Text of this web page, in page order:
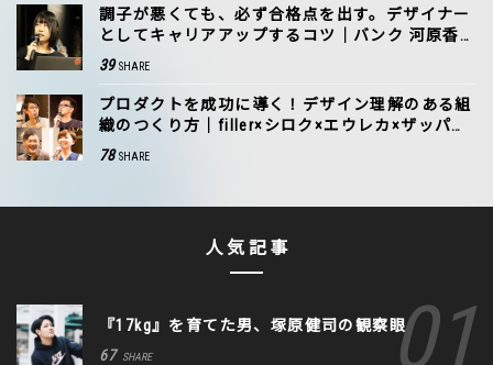
調子が悪くても、必ず合格点を出す。デザイナー
としてキャリアアップするコツ｜バンク 河原香
奈子
39 SHARE
プロダクトを成功に導く！デザイン理解のある組
織のつくり方｜filler×シロク×エウレカ×ザッパラ
ス
78 SHARE
人気記事
『17kg』を育てた男、塚原健司の観察眼
67 SHARE